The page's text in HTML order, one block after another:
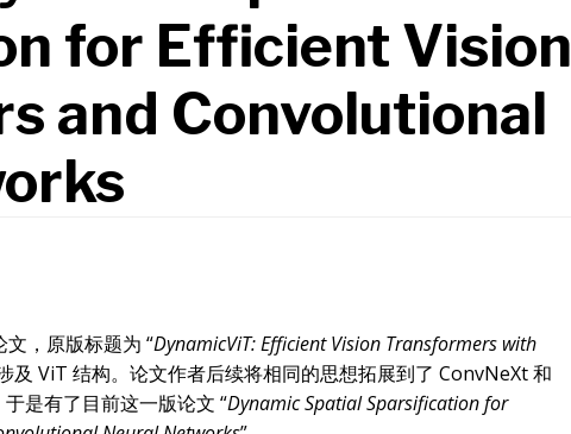
for Efficient Vision
and Convolutional
，原版标题为 “DynamicViT: Efficient Vision Transformers with
及 ViT 结构。论文作者后续将相同的思想拓展到了 ConvNeXt 和
是有了目前这一版论文 “Dynamic Spatial Sparsification for